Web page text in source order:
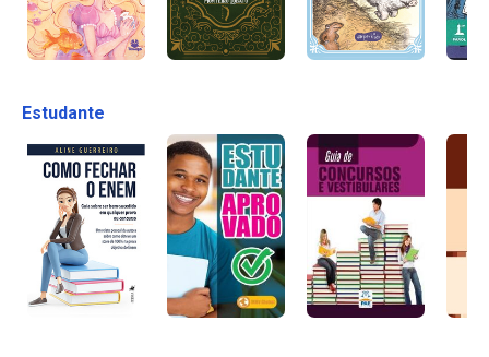
Estudante